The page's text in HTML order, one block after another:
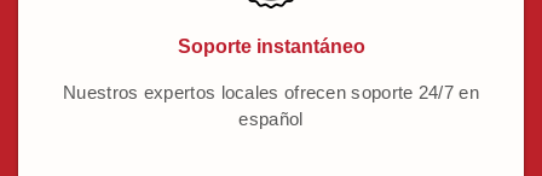
Soporte instantáneo
Nuestros expertos locales ofrecen soporte 24/7 en
español